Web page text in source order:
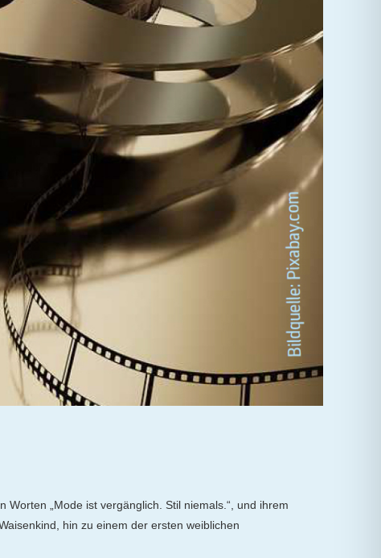
„Mode ist vergänglich. Stil niemals.“, und ihrem
hin zu einem der ersten weiblichen